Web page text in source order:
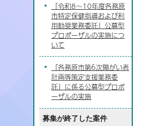
「令和8～10年度各務原
市特定保健指導および利
用勧奨業務委託」公募型
プロポーザルの実施につ
いて
「各務原市第6次障がい者
計画等策定支援業務委
託」に係る公募型プロポ
ーザルの実施
募集が終了した案件